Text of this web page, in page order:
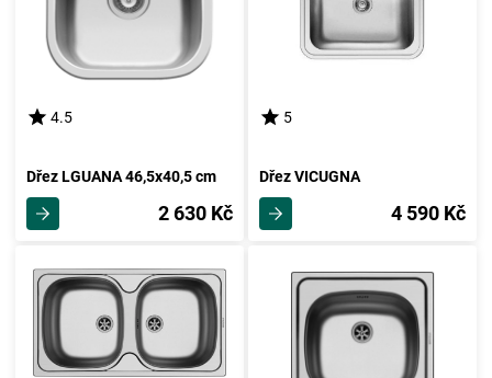
4.5
Dřez LGUANA 46,5x40,5 cm
2 630 Kč
5
Dřez VICUGNA
4 590 Kč